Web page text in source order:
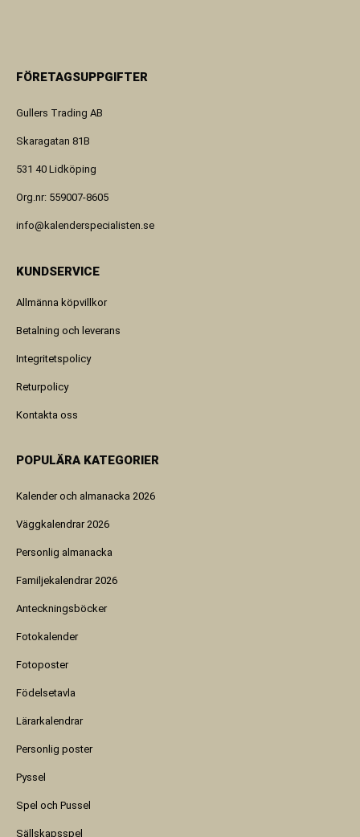
FÖRETAGSUPPGIFTER
Gullers Trading AB
Skaragatan 81B
531 40 Lidköping
Org.nr: 559007-8605
info@kalenderspecialisten.se
KUNDSERVICE
Allmänna köpvillkor
Betalning och leverans
Integritetspolicy
Returpolicy
Kontakta oss
POPULÄRA KATEGORIER
Kalender och almanacka 2026
Väggkalendrar 2026
Personlig almanacka
Familjekalendrar 2026
Anteckningsböcker
Fotokalender
Fotoposter
Födelsetavla
Lärarkalendrar
Personlig poster
Pyssel
Spel och Pussel
Sällskapsspel